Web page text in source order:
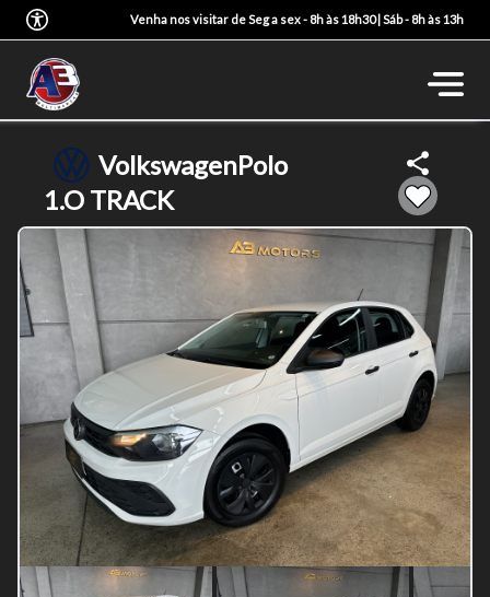
Venha nos visitar de Seg a sex - 8h às 18h30 | Sáb - 8h às 13h
VolkswagenPolo
1.O TRACK